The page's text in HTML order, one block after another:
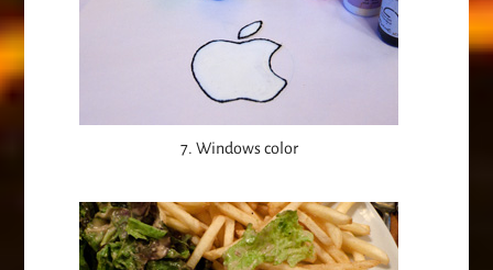
7. Windows color